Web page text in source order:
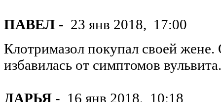
ПАВЕЛ - 23 янв 2018, 17:00
Клотримазол покупал своей
избавилась от симптомов вульвита.
ДАРЬЯ - 16 янв 2018, 10:18